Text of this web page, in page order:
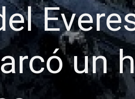
un